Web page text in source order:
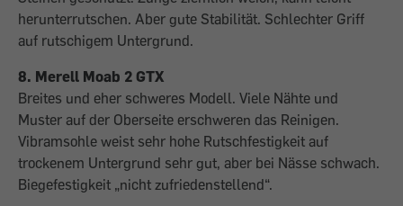
herunterrutschen. Aber gute Stabilität. Schlechter Griff
auf rutschigem Untergrund.
8. Merell Moab 2 GTX
Breites und eher schweres Modell. Viele Nähte und
Muster auf der Oberseite erschweren das Reinigen.
Vibramsohle weist sehr hohe Rutschfestigkeit auf
trockenem Untergrund sehr gut, aber bei Nässe schwach.
Biegefestigkeit „nicht zufriedenstellend“.